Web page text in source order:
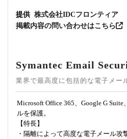
提供 株式会社IDCフロンティア
掲載内容の問い合わせはこちら
Symantec Email
業界で最高度に包括的な電子メー
Microsoft Office 365、Google G
ルを保護。
【特長】
・隔離によって高度な電子メール攻